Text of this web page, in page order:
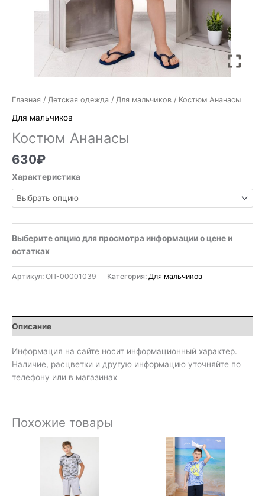
Главная / Детская одежда / Для мальчиков / Костюм Ананасы
Для мальчиков
Костюм Ананасы
630₽
Характеристика
Выберите опцию для просмотра информации о цене и
остатках
Артикул: ОП-00001039 Категория: Для мальчиков
Описание
Информация на сайте носит информационный характер.
Наличие, расцветки и другую информацию уточняйте по
телефону или в магазинах
Похожие товары